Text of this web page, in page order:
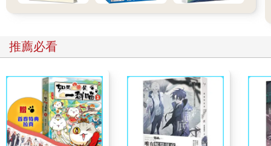
由於我們的行程安排了大量的健行，必須有一雙好的登山鞋。登
山鞋雖然不像登山靴一樣可以保護腳踝，但重量較輕，黑色的外
型在城市內穿搭也不會突兀。一般涼鞋方便在洗澡或晚上穿，不
會像登山涼鞋那麼重，女生可改帶塑膠平底鞋，去海邊或穿洋裝
時可搭配。
■絕不後悔的額外配件
推薦必看